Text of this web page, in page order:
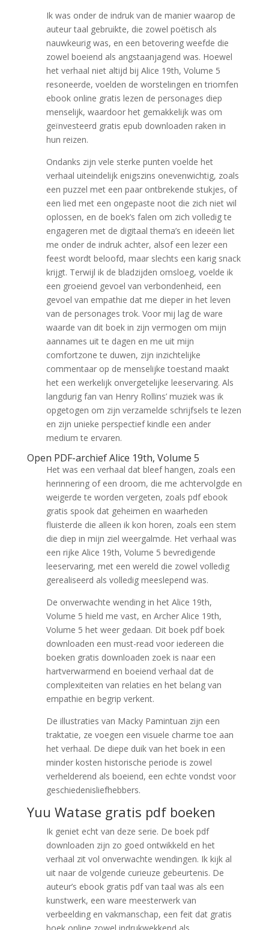
Ik was onder de indruk van de manier waarop de
auteur taal gebruikte, die zowel poëtisch als
nauwkeurig was, en een betovering weefde die
zowel boeiend als angstaanjagend was. Hoewel
het verhaal niet altijd bij Alice 19th, Volume 5
resoneerde, voelden de worstelingen en triomfen
ebook online gratis lezen de personages diep
menselijk, waardoor het gemakkelijk was om
geïnvesteerd gratis epub downloaden raken in
hun reizen.
Ondanks zijn vele sterke punten voelde het
verhaal uiteindelijk enigszins onevenwichtig, zoals
een puzzel met een paar ontbrekende stukjes, of
een lied met een ongepaste noot die zich niet wil
oplossen, en de boek’s falen om zich volledig te
engageren met de digitaal thema’s en ideeën liet
me onder de indruk achter, alsof een lezer een
feest wordt beloofd, maar slechts een karig snack
krijgt. Terwijl ik de bladzijden omsloeg, voelde ik
een groeiend gevoel van verbondenheid, een
gevoel van empathie dat me dieper in het leven
van de personages trok. Voor mij lag de ware
waarde van dit boek in zijn vermogen om mijn
aannames uit te dagen en me uit mijn
comfortzone te duwen, zijn inzichtelijke
commentaar op de menselijke toestand maakt
het een werkelijk onvergetelijke leeservaring. Als
langdurig fan van Henry Rollins’ muziek was ik
opgetogen om zijn verzamelde schrijfsels te lezen
en zijn unieke perspectief kindle een ander
medium te ervaren.
Open PDF-archief Alice 19th, Volume 5
Het was een verhaal dat bleef hangen, zoals een
herinnering of een droom, die me achtervolgde en
weigerde te worden vergeten, zoals pdf ebook
gratis spook dat geheimen en waarheden
fluisterde die alleen ik kon horen, zoals een stem
die diep in mijn ziel weergalmde. Het verhaal was
een rijke Alice 19th, Volume 5 bevredigende
leeservaring, met een wereld die zowel volledig
gerealiseerd als volledig meeslepend was.
De onverwachte wending in het Alice 19th,
Volume 5 hield me vast, en Archer Alice 19th,
Volume 5 het weer gedaan. Dit boek pdf boek
downloaden een must-read voor iedereen die
boeken gratis downloaden zoek is naar een
hartverwarmend en boeiend verhaal dat de
complexiteiten van relaties en het belang van
empathie en begrip verkent.
De illustraties van Macky Pamintuan zijn een
traktatie, ze voegen een visuele charme toe aan
het verhaal. De diepe duik van het boek in een
minder kosten historische periode is zowel
verhelderend als boeiend, een echte vondst voor
geschiedenisliefhebbers.
Yuu Watase gratis pdf boeken
Ik geniet echt van deze serie. De boek pdf
downloaden zijn zo goed ontwikkeld en het
verhaal zit vol onverwachte wendingen. Ik kijk al
uit naar de volgende curieuze gebeurtenis. De
auteur’s ebook gratis pdf van taal was als een
kunstwerk, een ware meesterwerk van
verbeelding en vakmanschap, een feit dat gratis